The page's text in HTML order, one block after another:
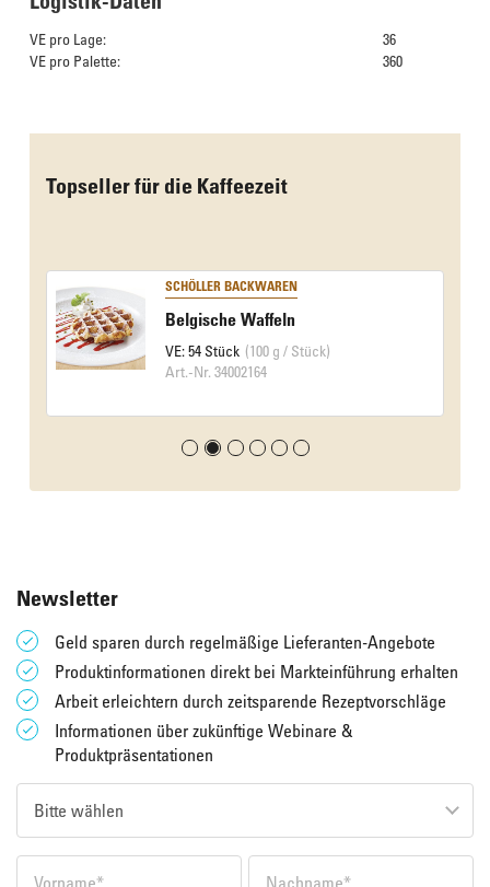
VE pro Lage:
36
VE pro Palette:
360
Topseller für die Kaffeezeit
SCHÖLLER BACKWAREN
Belgische Waffeln
VE: 54 Stück (100 g / Stück)
Art.-Nr. 34002164
Newsletter
Geld sparen durch regelmäßige Lieferanten-Angebote
Produktinformationen direkt bei Markteinführung erhalten
Arbeit erleichtern durch zeitsparende Rezeptvorschläge
Informationen über zukünftige Webinare &
Produktpräsentationen